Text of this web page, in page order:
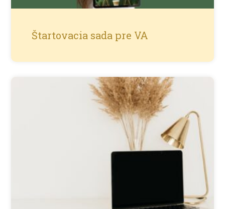
Štartovacia sada pre VA